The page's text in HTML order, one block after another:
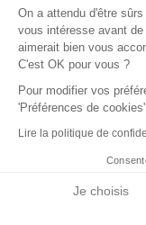
Du lundi au jeudi de 8h30
vendredi de 8h30 à 15h30
On a attendu d'être
vous intéresse avant
aimerait bien vous
C'est OK pour vous ?
Pour modifier vos
'Préférences de
Lire la politique de
Je choisis